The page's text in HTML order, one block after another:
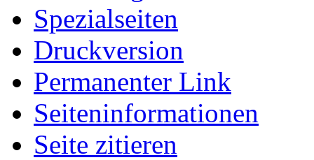
Spezialseiten
Druckversion
Permanenter Link
Seiten­informationen
Seite zitieren